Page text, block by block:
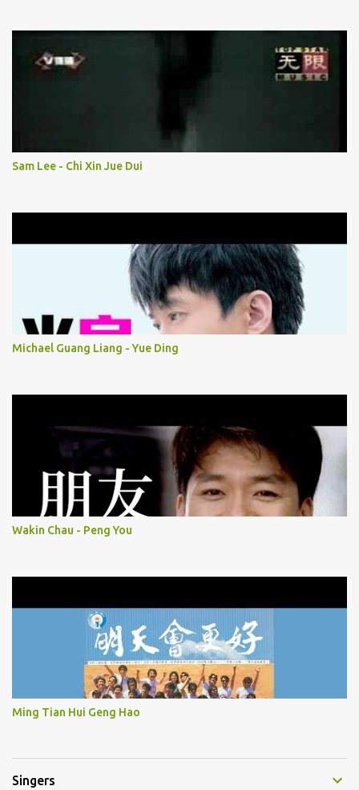
Sam Lee - Chi Xin Jue Dui
Michael Guang Liang - Yue Ding
Wakin Chau - Peng You
Ming Tian Hui Geng Hao
Singers